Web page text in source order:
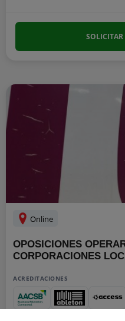
Online
OPOSICIONES
CORPORACIONES
ACREDITACIONES